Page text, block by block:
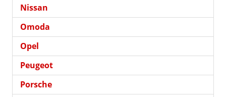
Nissan
Omoda
Opel
Peugeot
Porsche